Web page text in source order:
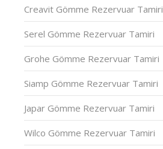
Creavit Gömme Rezervuar Tamiri
Serel Gömme Rezervuar Tamiri
Grohe Gömme Rezervuar Tamiri
Siamp Gömme Rezervuar Tamiri
Japar Gömme Rezervuar Tamiri
Wilco Gömme Rezervuar Tamiri